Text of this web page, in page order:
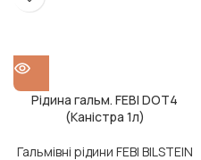
Рідина гальм. FEBI DOT4
(Каністра 1л)
Гальмівні рідини FEBI BILSTEIN